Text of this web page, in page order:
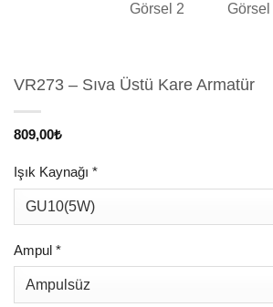
VR273 – Sıva Üstü Kare Armatür
809,00₺
Işık Kaynağı *
Ampul *